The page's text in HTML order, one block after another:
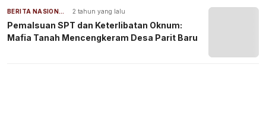
BERITA NASIONAL 2 tahun yang lalu
Pemalsuan SPT dan Keterlibatan Oknum:
Mafia Tanah Mencengkeram Desa Parit Baru